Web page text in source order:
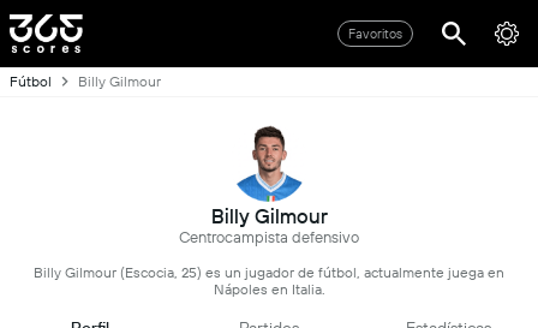
Favoritos
Fútbol Billy Gilmour
Billy Gilmour
Centrocampista defensivo
Billy Gilmour (Escocia, 25) es un jugador de fútbol, actualmente juega en
Nápoles en Italia.